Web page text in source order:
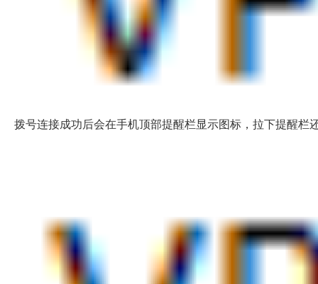
拨号连接成功后会在手机顶部提醒栏显示图标，拉下提醒栏